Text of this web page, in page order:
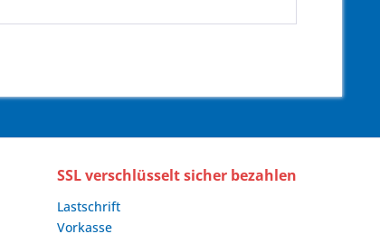
SSL verschlüsselt sicher bezahlen
Lastschrift
Vorkasse